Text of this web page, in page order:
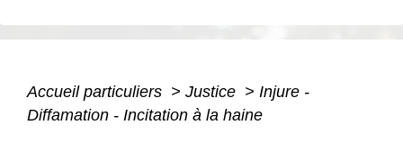
Accueil particuliers > Justice > Injure -
Diffamation - Incitation à la haine